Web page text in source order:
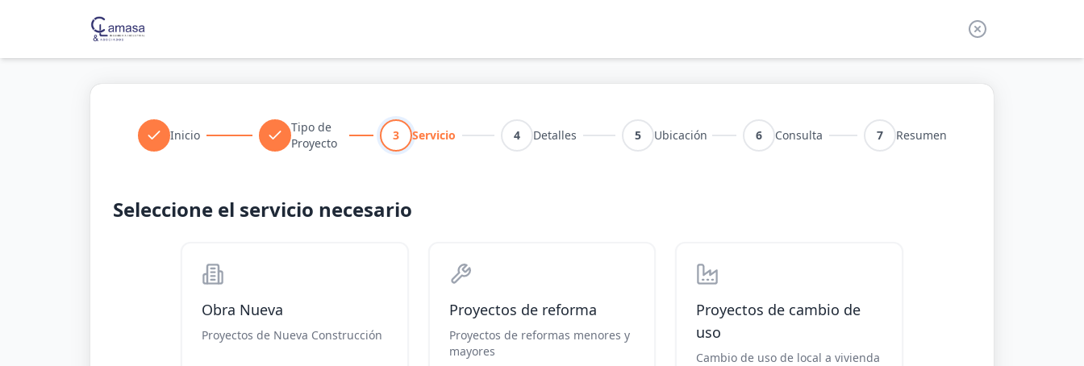
Inicio
Tipo de
Proyecto
3 Servicio 4 Detalles 5 Ubicación 6 Consulta 7 Resumen
Seleccione el servicio necesario
Obra Nueva
Proyectos de Nueva Construcción
Proyectos de reforma
Proyectos de reformas menores y
mayores
Proyectos de cambio de
uso
Cambio de uso de local a vivienda